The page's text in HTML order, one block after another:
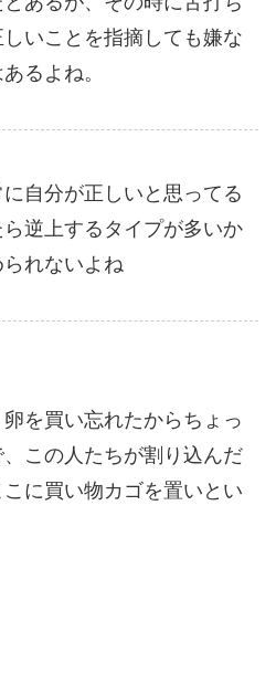
いことを指摘しても嫌な
るよね。
自分が正しいと思ってる
逆上するタイプが多いか
れないよね
卵を買い忘れたからちょっ
この人たちが割り込んだ
に買い物カゴを置いとい